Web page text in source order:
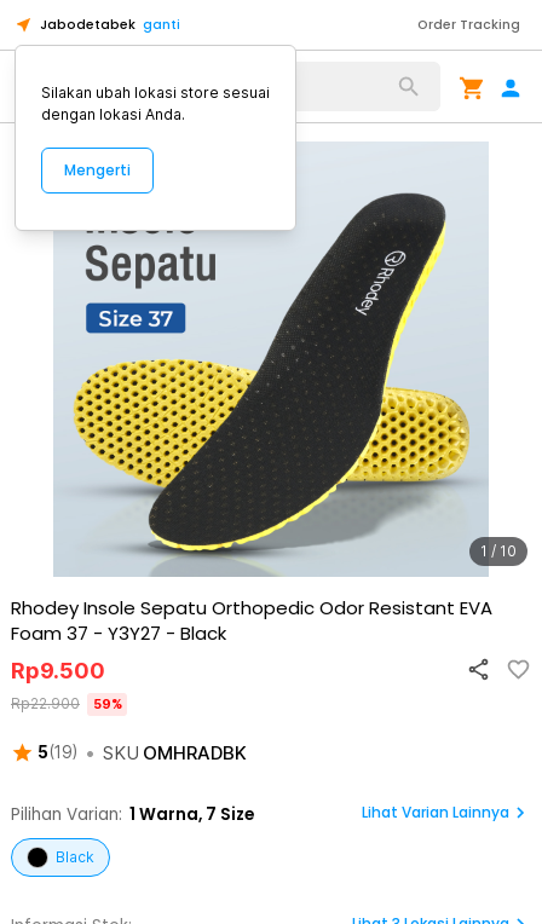
Jabodetabek ganti Order Tracking
Alat Kopi
1 / 10
Rhodey Insole Sepatu Orthopedic Odor Resistant EVA
Foam 37 - Y3Y27 - Black
5(19) • SKU OMHRADBK
Rp9.500
Rp22.900 59%
Pilihan Varian: 1 Warna, 7 Size Lihat Varian Lainnya
Black
Silakan ubah lokasi store sesuai
dengan lokasi Anda.
Mengerti